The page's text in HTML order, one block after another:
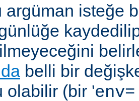
argüman isteğe
belli bir
olabilir (bir '